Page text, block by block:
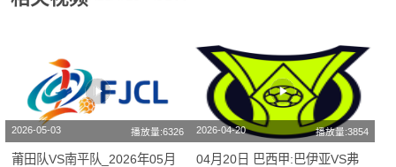
2026-05-03 播放量:6326
莆田队VS南平队_2026年05月
2026-04-20 播放量:3854
04月20日 巴西甲:巴伊亚VS弗